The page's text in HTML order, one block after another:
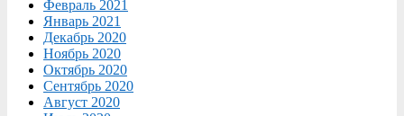
Февраль 2021
Январь 2021
Декабрь 2020
Ноябрь 2020
Октябрь 2020
Сентябрь 2020
Август 2020